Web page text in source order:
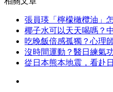
張員瑛「檸檬橄欖油」
椰子水可以天天喝嗎？
吃晚飯倍感孤獨？心理
沒時間運動？醫日練氣
從日本熊本地震，看赴